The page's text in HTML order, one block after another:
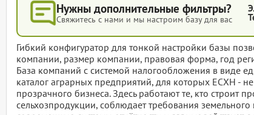
Нужны дополнительные фильтры?
Свяжитесь с нами и мы настроим базу для вас
Гибкий конфигуратор для тонкой настройки базы
компании, размер компании, правовая форма, год
База компаний с системой налогообложения в виде
каталог аграрных предприятий, для которых ЕСХН -
прозрачного бизнеса. Здесь работают те, кто строит
сельхозпродукции, соблюдает требования земельного